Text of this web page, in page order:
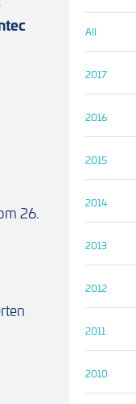
26.
All
2017
2016
2015
2014
2013
2012
2011
2010